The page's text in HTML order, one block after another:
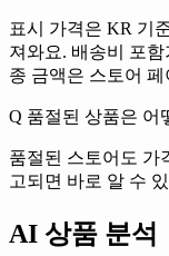
표시 가격은 KR 기
져와요. 배송비 포
종 금액은 스토어
Q 품절된 상품은 어
품절된 스토어도 가
고되면 바로 알 수
AI 상품 분석